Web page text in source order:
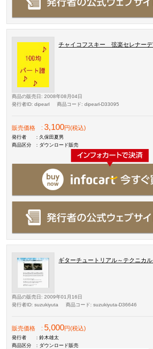
チャイコフスキー 弦楽セレナー
商品の販売日 : 2008年08月04日
発行者ID: dipearl 商品コード: dipearl-D33095
販売価格 :3,100円(税込)
発行者
: 久保田夏男
商品区分
: ダウンロード販売
ギターチュートリアル～テクニカ
商品の販売日 : 2009年01月16日
発行者ID: suzukiyuta 商品コード: suzukiyuta-D36646
販売価格 : 5,000円(税込)
発行者
: 鈴木雄太
商品区分
: ダウンロード販売